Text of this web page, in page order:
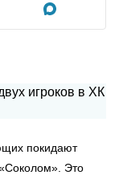
покидают
Это